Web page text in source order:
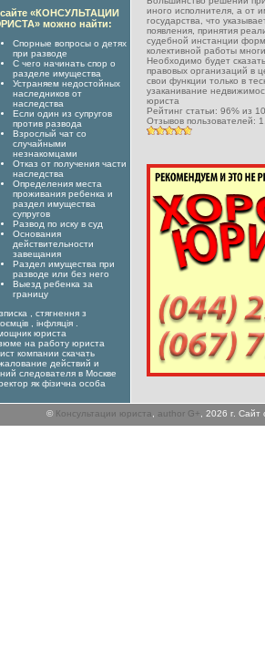
иного исполнителя, а от
государства, что
появления, принятия
судебной инстанции
колективной работы
Необходимо будет
правовых организаций в
свои функции только в
узаканивание
юриста
Рейтинг статьи: 96% из
Отзывов пользователей: 1
«КОНСУЛЬТАЦИИ
можно найти:
Спорные вопросы о детях
при разводе
С чего начинать спор о
разделе имущества
Устраняем недостойных
наследников от
наследства
Если один из супругов
против развода
Взрослый чат со
случайными
незнакомцами
Отказ от получения части
наследства
Определения места
проживания ребенка и
раздел имущества
супругов
Развод по иску в суд
Основания
действительности
завещания
Раздел имущества при
разводе или без него
Выезд ребенка за
границу
, стягнення з
, інфляція .
юриста
на работу юриста
компании скачать
действий и
следователя в Москве
як фізична особа
© Консультации юриста author G+ , 2026 г.